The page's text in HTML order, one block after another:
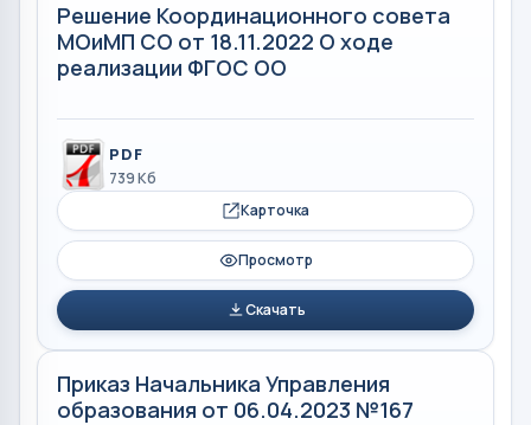
Решение Координационного совета
МОиМП СО от 18.11.2022 О ходе
реализации ФГОС ОО
PDF
739 Кб
Карточка
Просмотр
Скачать
Приказ Начальника Управления
образования от 06.04.2023 №167